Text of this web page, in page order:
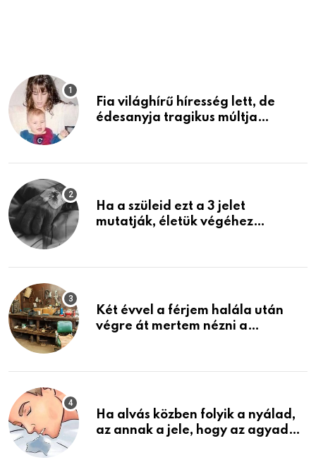
Fia világhírű híresség lett, de
édesanyja tragikus múltja
Ha a szüleid ezt a 3 jelet
mutatják, életük végéhez
Két évvel a férjem halála után
végre át mertem nézni a
életemet
Ha alvás közben folyik a nyálad,
az annak a jele, hogy az agyad…